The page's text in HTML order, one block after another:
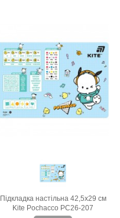
Підкладка настільна 42,5х29 см
Kite Pochacco PC26-207